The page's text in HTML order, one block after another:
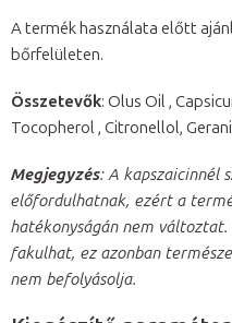
A termék használata előtt
bőrfelületen.
Összetevők: Olus Oil ,
Tocopherol , Citronellol,
Megjegyzés: A kapszaicinnél
előfordulhatnak, ezért a
hatékonyságán nem
fakulhat, ez azonban
nem befolyásolja.